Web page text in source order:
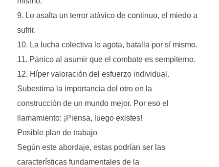
Lo asalta un terror atávico de continuo, el miedo a
sufrir.
La lucha colectiva lo agota, batalla por sí mismo.
Pánico al asumir que el combate es sempiterno.
Híper valoración del esfuerzo individual.
Subestima la importancia del otro en la
construcción de un mundo mejor. Por eso el
llamamiento: ¡Piensa, luego existes!
Posible plan de trabajo
Según este abordaje, estas podrían ser las
características fundamentales de la